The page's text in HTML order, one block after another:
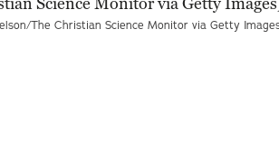
The Christian Science Monitor via Getty